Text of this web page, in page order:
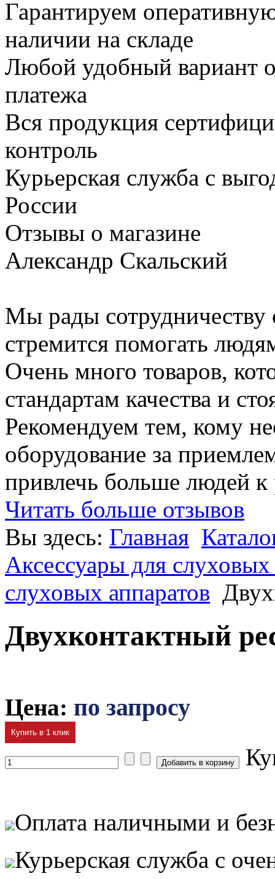
Гарантируем
наличии на складе
Любой удобный вариант
платежа
Вся продукция
контроль
Курьерская служба с
России
Отзывы о магазине
Александр Скальский
Мы рады сотрудничеству
стремится помогать
Очень много товаров,
стандартам качества и
Рекомендуем тем, кому
оборудование за
привлечь больше людей
Читать больше отзывов
Вы здесь: Главная
Аксессуары для слуховых
слуховых аппаратов
Двухконтактный
Цена: по запросу
Купить в 1 клик
Оплата наличными и
Курьерская служба с